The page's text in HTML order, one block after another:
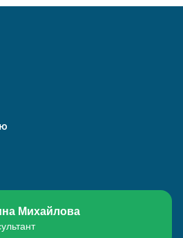
данных